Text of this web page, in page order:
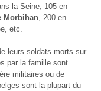
la Seine, 105 en
Morbihan , 200 en
etc.
leurs soldats morts sur
par la famille sont
militaires ou de
sont la plupart du